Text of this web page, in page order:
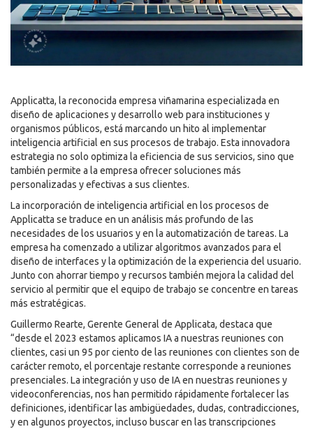
Applicatta, la reconocida empresa viñamarina especializada en
diseño de aplicaciones y desarrollo web para instituciones y
organismos públicos, está marcando un hito al implementar
inteligencia artificial en sus procesos de trabajo. Esta innovadora
estrategia no solo optimiza la eficiencia de sus servicios, sino que
también permite a la empresa ofrecer soluciones más
personalizadas y efectivas a sus clientes.
La incorporación de inteligencia artificial en los procesos de
Applicatta se traduce en un análisis más profundo de las
necesidades de los usuarios y en la automatización de tareas. La
empresa ha comenzado a utilizar algoritmos avanzados para el
diseño de interfaces y la optimización de la experiencia del usuario.
Junto con ahorrar tiempo y recursos también mejora la calidad del
servicio al permitir que el equipo de trabajo se concentre en tareas
más estratégicas.
Guillermo Rearte, Gerente General de Applicata, destaca que
“desde el 2023 estamos aplicamos IA a nuestras reuniones con
clientes, casi un 95 por ciento de las reuniones con clientes son de
carácter remoto, el porcentaje restante corresponde a reuniones
presenciales. La integración y uso de IA en nuestras reuniones y
videoconferencias, nos han permitido rápidamente fortalecer las
definiciones, identificar las ambigüedades, dudas, contradicciones,
y en algunos proyectos, incluso buscar en las transcripciones